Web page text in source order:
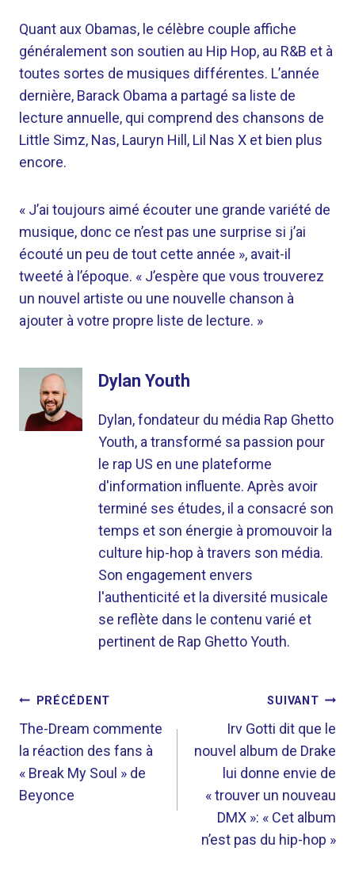
Quant aux Obamas, le célèbre couple affiche
généralement son soutien au Hip Hop, au R&B et à
toutes sortes de musiques différentes. L’année
dernière, Barack Obama a partagé sa liste de
lecture annuelle, qui comprend des chansons de
Little Simz, Nas, Lauryn Hill, Lil Nas X et bien plus
encore.
« J’ai toujours aimé écouter une grande variété de
musique, donc ce n’est pas une surprise si j’ai
écouté un peu de tout cette année », avait-il
tweeté à l’époque. « J’espère que vous trouverez
un nouvel artiste ou une nouvelle chanson à
ajouter à votre propre liste de lecture. »
Dylan Youth
Dylan, fondateur du média Rap Ghetto
Youth, a transformé sa passion pour
le rap US en une plateforme
d'information influente. Après avoir
terminé ses études, il a consacré son
temps et son énergie à promouvoir la
culture hip-hop à travers son média.
Son engagement envers
l'authenticité et la diversité musicale
se reflète dans le contenu varié et
pertinent de Rap Ghetto Youth.
NAVIGATION
DE
L’ARTICLE
PRÉCÉDENT
The-Dream commente
la réaction des fans à
« Break My Soul » de
Beyonce
SUIVANT
Irv Gotti dit que le
nouvel album de Drake
lui donne envie de
« trouver un nouveau
DMX »: « Cet album
n’est pas du hip-hop »